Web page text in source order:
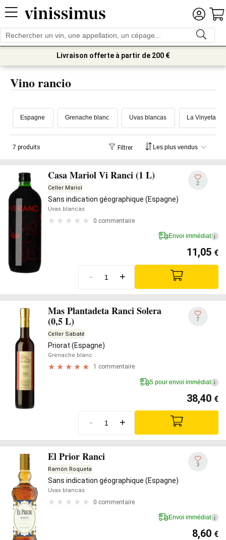
Livraison offerte à partir de 200 €
Vino rancio
Espagne Grenache blanc Uvas blancas La Vinyeta
7 produits Filtrer
Casa Mariol Vi Ranci (1 L)
Celler Mariol
Sans indication géographique (Espagne)
Uvas blancas
0 commentaire
2
Envoi immédiat i
11,05 €
- +
Mas Plantadeta Ranci Solera
(0,5 L)
Celler Sabaté
Priorat (Espagne)
Grenache blanc
1 commentaire
7
5 pour envoi immédiat i
38,40 €
- +
El Prior Ranci
Ramón Roqueta
Sans indication géographique (Espagne)
Uvas blancas
0 commentaire
3
Envoi immédiat i
8,60 €